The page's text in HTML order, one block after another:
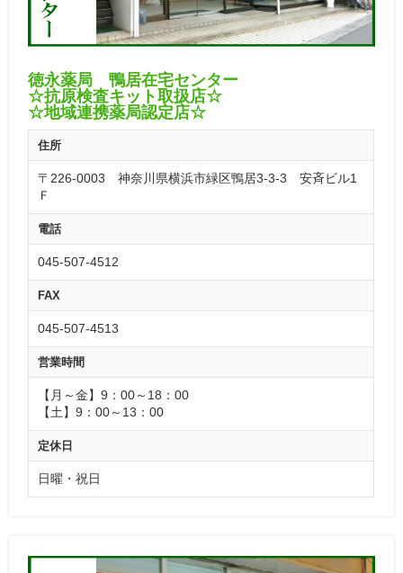
徳永薬局 鴨居在宅センター
☆抗原検査キット取扱店☆
☆地域連携薬局認定店☆
住所
〒226-0003 神奈川県横浜市緑区鴨居3-3-3 安斉ビル1
Ｆ
電話
045-507-4512
FAX
045-507-4513
営業時間
【月～金】9：00～18：00
【土】9：00～13：00
定休日
日曜・祝日